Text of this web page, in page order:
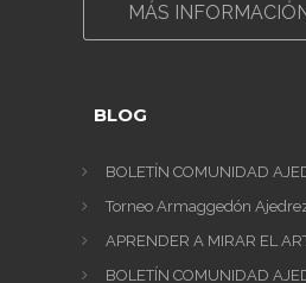
MÁS
BLOG
BOLETÍN COMUNIDAD
Torneo Armaggedón
APRENDER A MIRAR EL
BOLETÍN COMUNIDAD